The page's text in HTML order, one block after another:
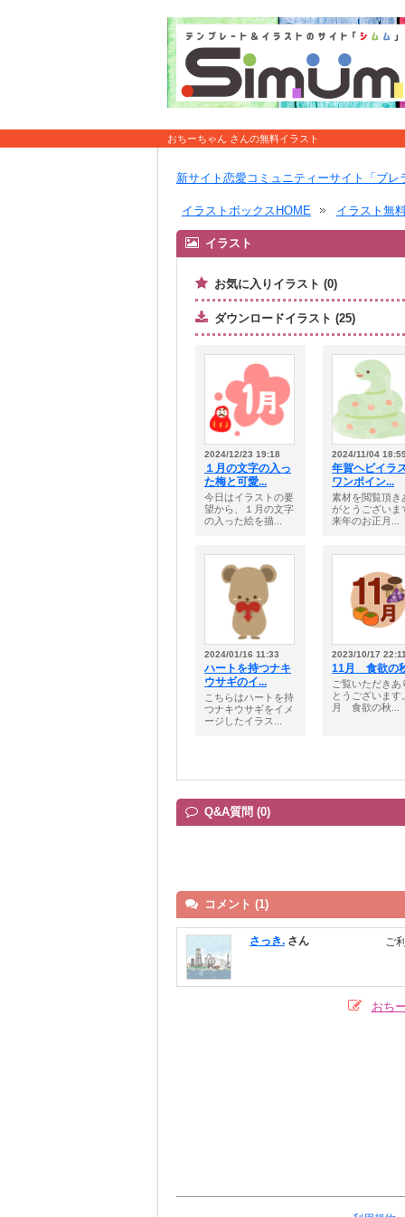
おちーちゃん さんの無料イラスト
新サイト恋愛コミュニティーサイト「ブレ
イラストボックスHOME イラスト無
イラスト
お気に入りイラスト (0)
ダウンロードイラスト (25)
2024/12/23 19:18
１月の文字の入っ
た梅と可愛...
今日はイラストの要
望から、１月の文字
の入った絵を描...
2024/11/04
年賀ヘビイラ
ワンポイン...
素材を閲覧頂き
がとうございま
来年のお正月...
2024/01/16 11:33
ハートを持つナキ
ウサギのイ...
こちらはハートを持
つナキウサギをイメ
ージしたイラス...
2023/10/17
11月 食欲の
ご覧いただきあ
とうございます
月 食欲の秋...
Q&A質問 (0)
コメント (1)
さっき. さん ご
おち